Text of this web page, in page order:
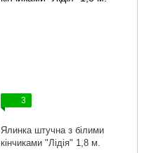
3
Ялинка штучна з білими
кінчиками "Лідія" 1,8 м.